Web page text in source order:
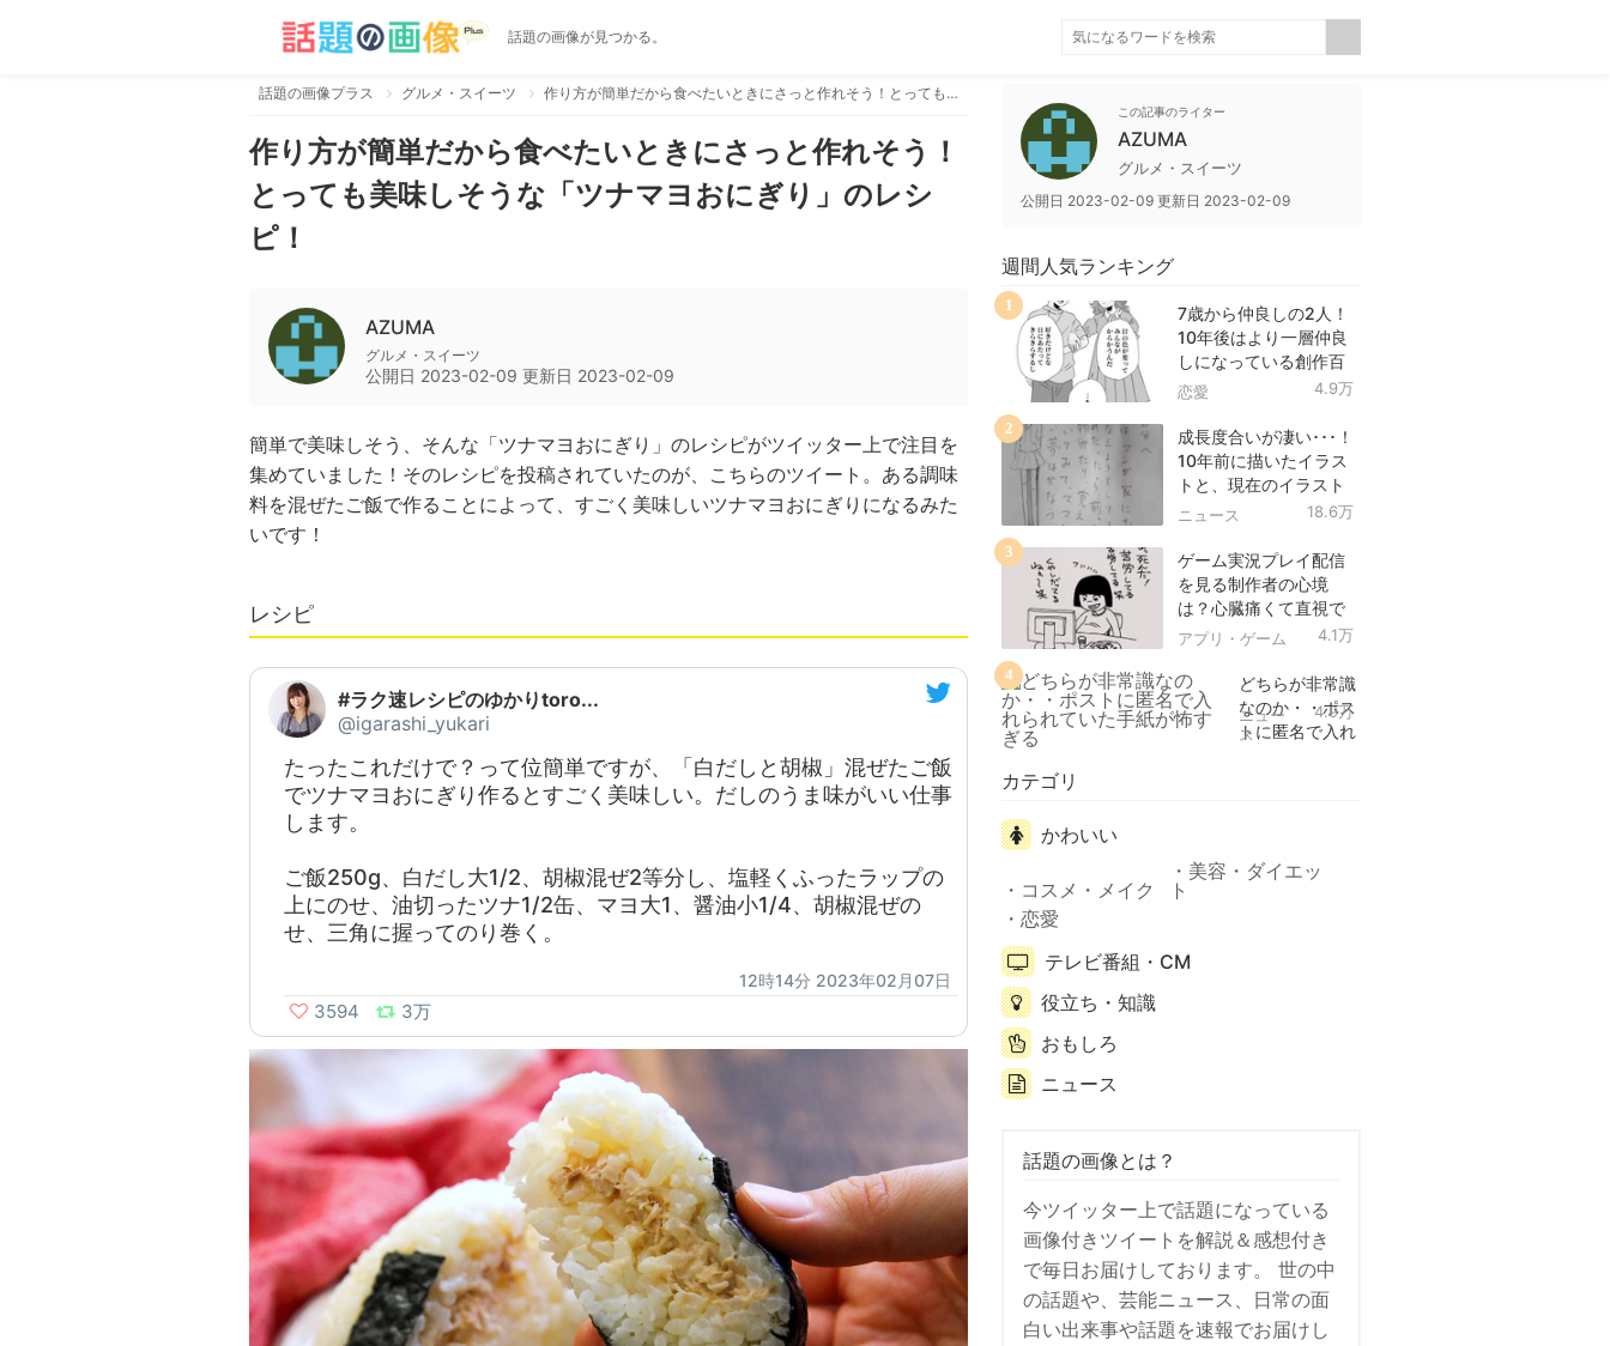
話題の画像が見つかる。
話題の画像プラス グルメ・スイーツ 作り方が簡単だから食べたいときにさっと作れそう！とっても美味しそうな「ツナマヨおにぎり」のレシピ！
作り方が簡単だから食べたいときにさっと作れそう！
とっても美味しそうな「ツナマヨおにぎり」のレシ
ピ！
AZUMA
グルメ・スイーツ
公開日 2023-02-09 更新日 2023-02-09
簡単で美味しそう、そんな「ツナマヨおにぎり」のレシピがツイッター上で注目を
集めていました！そのレシピを投稿されていたのが、こちらのツイート。ある調味
料を混ぜたご飯で作ることによって、すごく美味しいツナマヨおにぎりになるみた
いです！
レシピ
#ラク速レシピのゆかりtoro...
@igarashi_yukari
たったこれだけで？って位簡単ですが、「白だしと胡椒」混ぜたご飯
でツナマヨおにぎり作るとすごく美味しい。だしのうま味がいい仕事
します。
ご飯250g、白だし大1/2、胡椒混ぜ2等分し、塩軽くふったラップの
上にのせ、油切ったツナ1/2缶、マヨ大1、醤油小1/4、胡椒混ぜの
せ、三角に握ってのり巻く。
12時14分 2023年02月07日
3594 3万
この記事のライター
AZUMA
グルメ・スイーツ
公開日 2023-02-09 更新日 2023-02-09
週間人気ランキング
7歳から仲良しの2人！
10年後はより一層仲良
しになっている創作百
合！
恋愛 4.9万
1
成長度合いが凄い･･･！
10年前に描いたイラス
トと、現在のイラスト
を投稿したツイートが
ニュース 18.6万
2
ゲーム実況プレイ配信
を見る制作者の心境
は？心臓痛くて直視で
きなかった！
アプリ・ゲーム 4.1万
3
どちらが非常識
なのか・・ポス
トに匿名で入れ
ニュー
ス
4.9万
4
カテゴリ
かわいい
コスメ・メイク
美容・ダイエッ
ト
恋愛
テレビ番組・CM
役立ち・知識
おもしろ
ニュース
話題の画像とは？
今ツイッター上で話題になっている
画像付きツイートを解説＆感想付き
で毎日お届けしております。 世の中
の話題や、芸能ニュース、日常の面
白い出来事や話題を速報でお届けし